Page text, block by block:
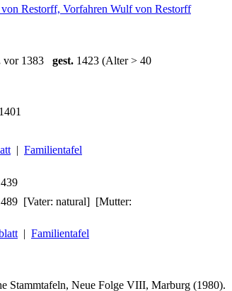
Restorff, Vorfahren Wulf von Restorff
vor 1383 gest. 1423 (Alter > 40
| Familientafel
[Vater: natural] [Mutter:
| Familientafel
Stammtafeln, Neue Folge VIII, Marburg (1980).